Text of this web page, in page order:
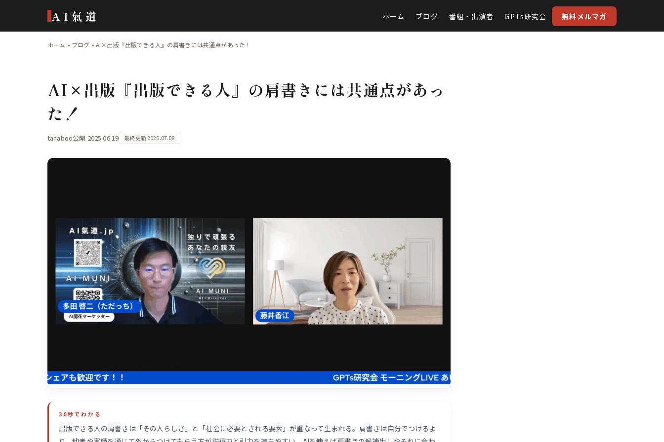
AI氣道 ホーム ブログ 番組・出演者 GPTs研究会 無料メルマガ
ホーム » ブログ » AI×出版『出版できる人』の肩書きには共通点があった！
AI×出版『出版できる人』の肩書きには共通点があっ
た！
tanaboo公開 2025.06.19 最終更新 2026.07.08
30秒でわかる
出版できる人の肩書きは「その人らしさ」と「社会に必要とされる要素」が重なって生まれる。肩書きは自分でつけるよ